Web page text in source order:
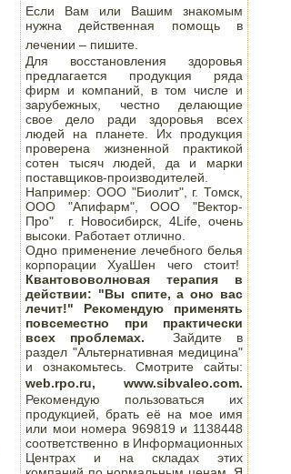
Если Вам или Вашим знакомым
нужна действенная помощь в
лечении – пишите.
Для восстановления здоровья
предлагается продукция ряда
фирм и компаний, в том числе и
зарубежных, честно делающие
свое дело ради здоровья всех
людей на планете. Их продукция
проверена жизненной практикой
сотен тысяч людей, да и марки
поставщиков-производителей.
Например: ООО "Биолит", г. Томск,
ООО "Апифарм", ООО "Вектор-
Про" г. Новосибирск, 4Life, очень
высоки. Работает отлично.
Одно применение лечебного белья
корпорации ХуаШен чего стоит!
Квантововолновая терапия в
действии: "Вы спите, а оно вас
лечит!" Рекомендую применять
повсеместно при практически
всех проблемах.Зайдите в
раздел "Альтернативная медицина"
и ознакомьтесь. Смотрите сайты:
web.rpo.ru, www.sibvaleo.com.
Рекомендую пользоваться их
продукцией, брать её на мое имя
или мои номера 969819 и 1138448
соответственно в Информационных
Центрах и на складах этих